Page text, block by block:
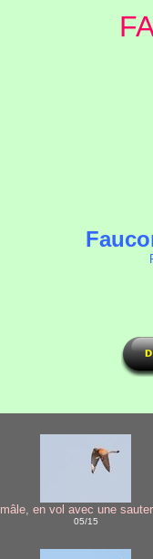
mâle, en vol avec une
05/15